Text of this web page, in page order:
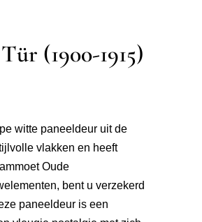
(1900-1915)
witte paneeldeur uit de
vlakken en heeft
Oude
bent u verzekerd
paneeldeur is een